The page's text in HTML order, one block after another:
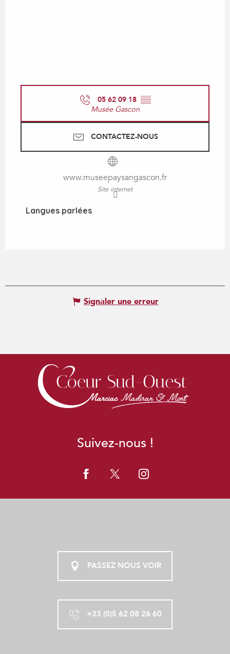
05 62 09 18 ▒▒
Musée Gascon
CONTACTEZ-NOUS
www.museepaysangascon.fr
Site internet
Langues parlées
Langues parlées
Signaler une erreur
Suivez-nous !
PASSEZ NOUS VOIR
+33 (0)5 62 08 26 60